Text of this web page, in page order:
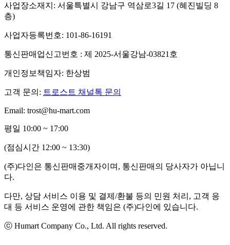
사업장소재지: 서울특별시 강남구 역삼로3길 17 (혜진빌딩 8
층)
사업자등록번호: 101-86-16191
통신판매업신고번호 : 제 2025-서울강남-03821호
개인정보책임자: 한상범
고객 문의: 트로스트 채널톡 문의
Email: trost@hu-mart.com
평일 10:00 ~ 17:00
(점심시간 12:00 ~ 13:30)
(주)다인은 통신판매중개자이며, 통신판매의 당사자가 아닙니
다.
다만, 상담 서비스 이용 및 결제/환불 등의 민원 처리, 고객 응
대 등 서비스 운영에 관한 책임은 (주)다인에 있습니다.
ⓒ Humart Company Co., Ltd. All rights reserved.